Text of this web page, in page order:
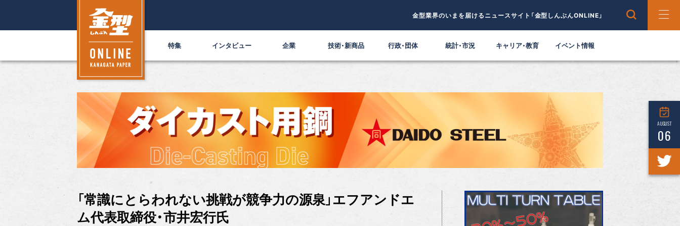
金型業界のいまを届けるニュースサイト「金型しんぶんONLINE」
特集 インタビュー 企業 技術・新商品 行政・団体 統計・市況 キャリア・教育 イベント情報
AUGUST
06
「常識にとらわれない挑戦が競争力の源泉」エフアンドエ
ム代表取締役・市井宏行氏